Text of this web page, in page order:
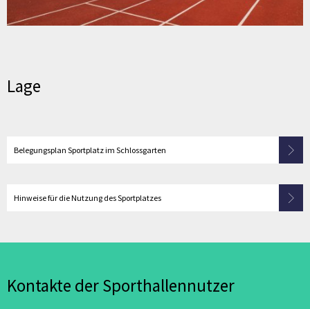
Lage
Belegungsplan Sportplatz im Schlossgarten
Hinweise für die Nutzung des Sportplatzes
Kontakte der Sporthallennutzer